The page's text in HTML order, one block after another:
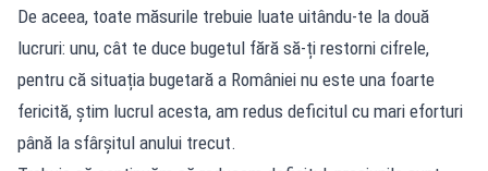
De aceea, toate măsurile trebuie luate uitându-te la două
lucruri: unu, cât te duce bugetul fără să-ți restorni cifrele,
pentru că situația bugetară a României nu este una foarte
fericită, știm lucrul acesta, am redus deficitul cu mari eforturi
până la sfârșitul anului trecut.